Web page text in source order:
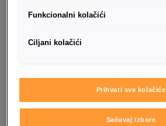
Funkcionalni kolačići
Ciljani kolačići
Prihvati sve kolačiće
Sačuvaj izbore